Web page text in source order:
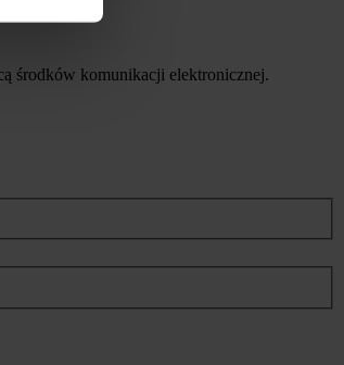
środków komunikacji elektronicznej.